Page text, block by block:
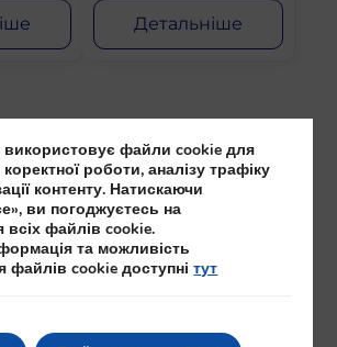
Детальніше
файли cookie для
роботи, аналізу трафіку
контенту. Натискаючи
ви погоджуєтесь на
всіх файлів cookie.
та можливість
файлів cookie доступнітут